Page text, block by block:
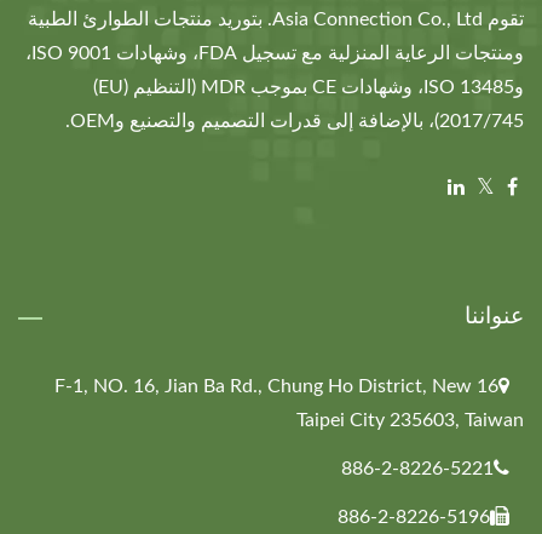
تقوم Asia Connection Co., Ltd. بتوريد منتجات الطوارئ الطبية
ومنتجات الرعاية المنزلية مع تسجيل FDA، وشهادات ISO 9001،
وISO 13485، وشهادات CE بموجب MDR (التنظيم (EU)
2017/745)، بالإضافة إلى قدرات التصميم والتصنيع وOEM.
عنواننا
16 F-1, NO. 16, Jian Ba Rd., Chung Ho District, New
Taipei City 235603, Taiwan
886-2-8226-5221
886-2-8226-5196